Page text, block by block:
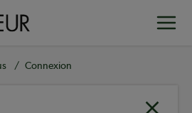
Connexion